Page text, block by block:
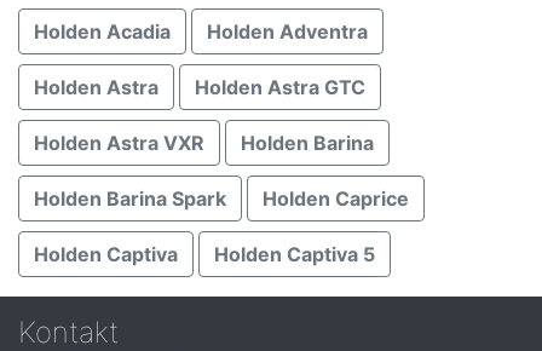
Holden Acadia Holden Adventra
Holden Astra Holden Astra GTC
Holden Astra VXR Holden Barina
Holden Barina Spark Holden Caprice
Holden Captiva Holden Captiva 5
Kontakt